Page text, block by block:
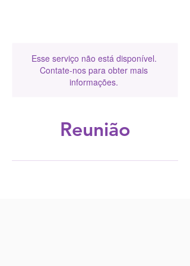
Esse serviço não está disponível.
Contate-nos para obter mais
informações.
Reunião